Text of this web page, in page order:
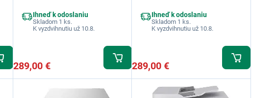
C13T00S64A, pripojenie USB, displej
Ihneď k odoslaniu
Skladom 1 ks.
K vyzdvihnutiu už 10.8.
289,00 €
pripojenie USB, Wi-Fi, LAN, displej LCD
Ihneď k odoslaniu
Skladom 1 ks.
K vyzdvihnutiu už 10.8.
289,00 €